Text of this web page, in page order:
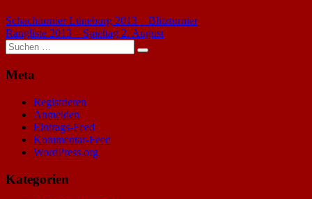
Beitragsnavigation
Vorheriger
Beitrag:
Schachturnier Lüneburg 2013 – Blitzturnier
Nächster
Beitrag:
Rangliste 2013 – Spieltag 2. August
Suchen
nach:
Suchen
Meta
Registrieren
Anmelden
Eintrags-Feed
Kommentar-Feed
WordPress.org
Kategorien